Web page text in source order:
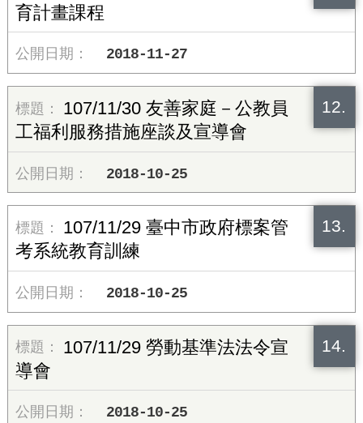
育計畫課程
2018-11-27
12.
107/11/30 友善家庭－公教員
工福利服務措施座談及宣導會
2018-10-25
13.
107/11/29 臺中市政府標案管
考系統教育訓練
2018-10-25
14.
107/11/29 勞動基準法法令宣
導會
2018-10-25